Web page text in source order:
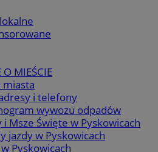
O MIEŚCIE
i telefony
wywozu odpadów
i Msze Święte w Pyskowicach
jazdy w Pyskowicach
Pyskowicach